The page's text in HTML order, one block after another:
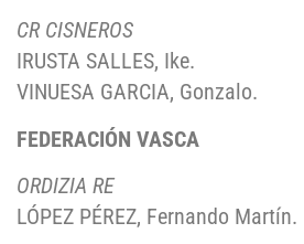
CR CISNEROS
IRUSTA SALLES, Ike.
VINUESA GARCIA, Gonzalo.
FEDERACIÓN VASCA
ORDIZIA RE
LÓPEZ PÉREZ, Fernando Martín.